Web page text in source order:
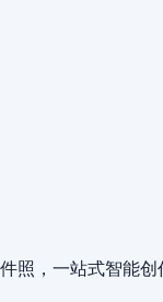
照，一站式智能